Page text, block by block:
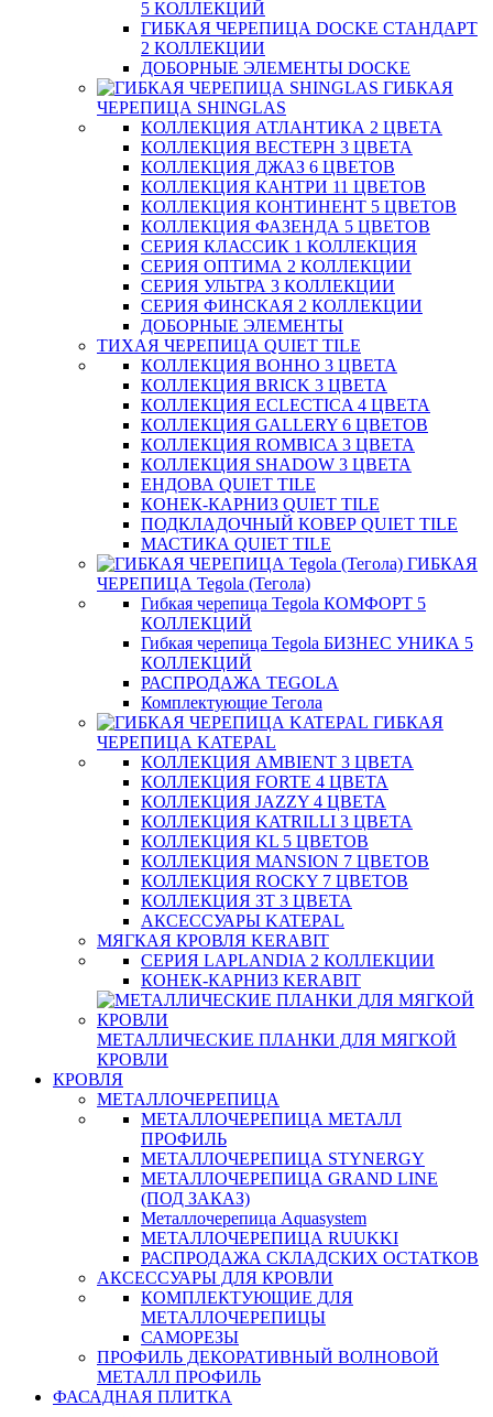
5 КОЛЛЕКЦИЙ
ГИБКАЯ ЧЕРЕПИЦА DOCKE СТАНДАРТ
2 КОЛЛЕКЦИИ
ДОБОРНЫЕ ЭЛЕМЕНТЫ DOCKE
ГИБКАЯ
ЧЕРЕПИЦА SHINGLAS
КОЛЛЕКЦИЯ АТЛАНТИКА 2 ЦВЕТА
КОЛЛЕКЦИЯ ВЕСТЕРН 3 ЦВЕТА
КОЛЛЕКЦИЯ ДЖАЗ 6 ЦВЕТОВ
КОЛЛЕКЦИЯ КАНТРИ 11 ЦВЕТОВ
КОЛЛЕКЦИЯ КОНТИНЕНТ 5 ЦВЕТОВ
КОЛЛЕКЦИЯ ФАЗЕНДА 5 ЦВЕТОВ
СЕРИЯ КЛАССИК 1 КОЛЛЕКЦИЯ
СЕРИЯ ОПТИМА 2 КОЛЛЕКЦИИ
СЕРИЯ УЛЬТРА 3 КОЛЛЕКЦИИ
СЕРИЯ ФИНСКАЯ 2 КОЛЛЕКЦИИ
ДОБОРНЫЕ ЭЛЕМЕНТЫ
ТИХАЯ ЧЕРЕПИЦА QUIET TILE
КОЛЛЕКЦИЯ BOHHO 3 ЦВЕТА
КОЛЛЕКЦИЯ BRICK 3 ЦВЕТА
КОЛЛЕКЦИЯ ECLECTICA 4 ЦВЕТА
КОЛЛЕКЦИЯ GALLERY 6 ЦВЕТОВ
КОЛЛЕКЦИЯ ROMBICA 3 ЦВЕТА
КОЛЛЕКЦИЯ SHADOW 3 ЦВЕТА
ЕНДОВА QUIET TILE
КОНЕК-КАРНИЗ QUIET TILE
ПОДКЛАДОЧНЫЙ КОВЕР QUIET TILE
МАСТИКА QUIET TILE
ГИБКАЯ
ЧЕРЕПИЦА Tegola (Тегола)
Гибкая черепица Tegola КОМФОРТ 5
КОЛЛЕКЦИЙ
Гибкая черепица Tegola БИЗНЕС УНИКА 5
КОЛЛЕКЦИЙ
РАСПРОДАЖА TEGOLA
Комплектующие Тегола
ГИБКАЯ
ЧЕРЕПИЦА KATEPAL
КОЛЛЕКЦИЯ AMBIENT 3 ЦВЕТА
КОЛЛЕКЦИЯ FORTE 4 ЦВЕТА
КОЛЛЕКЦИЯ JAZZY 4 ЦВЕТА
КОЛЛЕКЦИЯ KATRILLI 3 ЦВЕТА
КОЛЛЕКЦИЯ KL 5 ЦВЕТОВ
КОЛЛЕКЦИЯ MANSION 7 ЦВЕТОВ
КОЛЛЕКЦИЯ ROCKY 7 ЦВЕТОВ
КОЛЛЕКЦИЯ ЗТ 3 ЦВЕТА
АКСЕССУАРЫ KATEPAL
МЯГКАЯ КРОВЛЯ KERABIT
СЕРИЯ LAPLANDIA 2 КОЛЛЕКЦИИ
КОНЕК-КАРНИЗ KERABIT
МЕТАЛЛИЧЕСКИЕ ПЛАНКИ ДЛЯ МЯГКОЙ
КРОВЛИ
КРОВЛЯ
МЕТАЛЛОЧЕРЕПИЦА
МЕТАЛЛОЧЕРЕПИЦА МЕТАЛЛ
ПРОФИЛЬ
МЕТАЛЛОЧЕРЕПИЦА STYNERGY
МЕТАЛЛОЧЕРЕПИЦА GRAND LINE
(ПОД ЗАКАЗ)
Металлочерепица Aquasystem
МЕТАЛЛОЧЕРЕПИЦА RUUKKI
РАСПРОДАЖА СКЛАДСКИХ ОСТАТКОВ
АКСЕССУАРЫ ДЛЯ КРОВЛИ
КОМПЛЕКТУЮЩИЕ ДЛЯ
МЕТАЛЛОЧЕРЕПИЦЫ
САМОРЕЗЫ
ПРОФИЛЬ ДЕКОРАТИВНЫЙ ВОЛНОВОЙ
МЕТАЛЛ ПРОФИЛЬ
ФАСАДНАЯ ПЛИТКА